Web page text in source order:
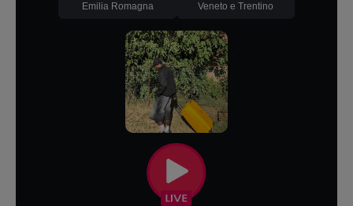
Emilia Romagna Veneto e Trentino